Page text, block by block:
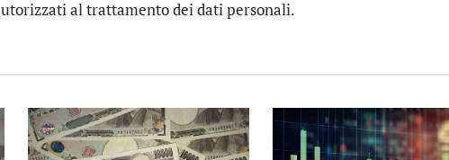
al trattamento dei dati personali.